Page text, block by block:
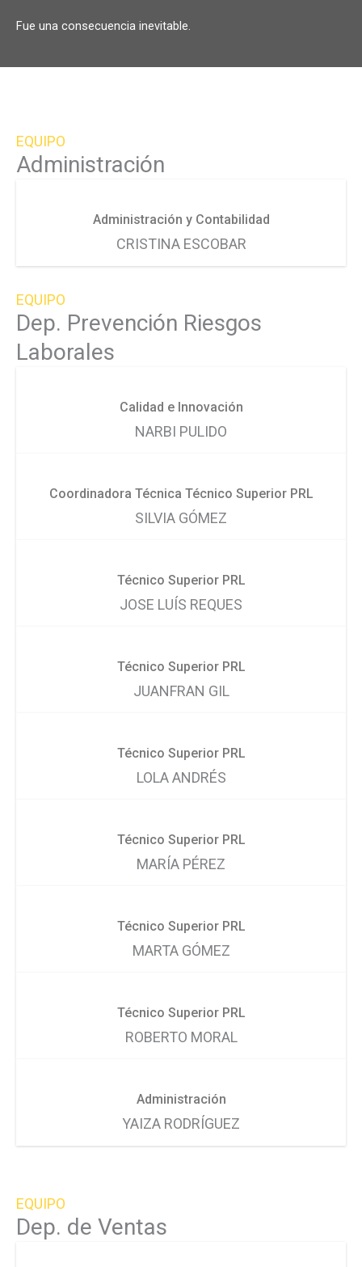
Fue una consecuencia inevitable.
EQUIPO
Administración
Administración y Contabilidad
CRISTINA ESCOBAR
Calidad e Innovación
NARBI PULIDO
Coordinadora Técnica Técnico Superior PRL
SILVIA GÓMEZ
Técnico Superior PRL
JOSE LUÍS REQUES
Técnico Superior PRL
JUANFRAN GIL
Técnico Superior PRL
LOLA ANDRÉS
Técnico Superior PRL
MARÍA PÉREZ
Técnico Superior PRL
MARTA GÓMEZ
Técnico Superior PRL
ROBERTO MORAL
Administración
YAIZA RODRÍGUEZ
EQUIPO
Dep. Prevención Riesgos
Laborales
EQUIPO
Dep. de Ventas